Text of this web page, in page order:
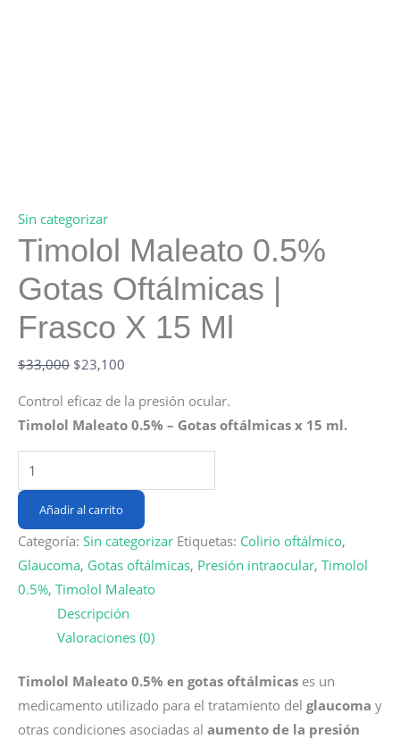
Sin categorizar
Timolol Maleato 0.5%
Gotas Oftálmicas |
Frasco X 15 Ml
$33,000 Original
was:
$33,000.
$23,100
is:
$23,100.
Control eficaz de la presión ocular.
Timolol Maleato 0.5% – Gotas oftálmicas x 15 ml.
Maleato
0.5%
Gotas
Oftálmicas
|
ml
cantidad
Añadir al carrito
Categoría: Sin categorizar Etiquetas: Colirio oftálmico,
Glaucoma, Gotas oftálmicas, Presión intraocular, Timolol
0.5%, Timolol Maleato
Descripción
Valoraciones (0)
Timolol Maleato 0.5% en gotas oftálmicas es un
medicamento utilizado para el tratamiento del glaucoma y
otras condiciones asociadas al aumento de la presión